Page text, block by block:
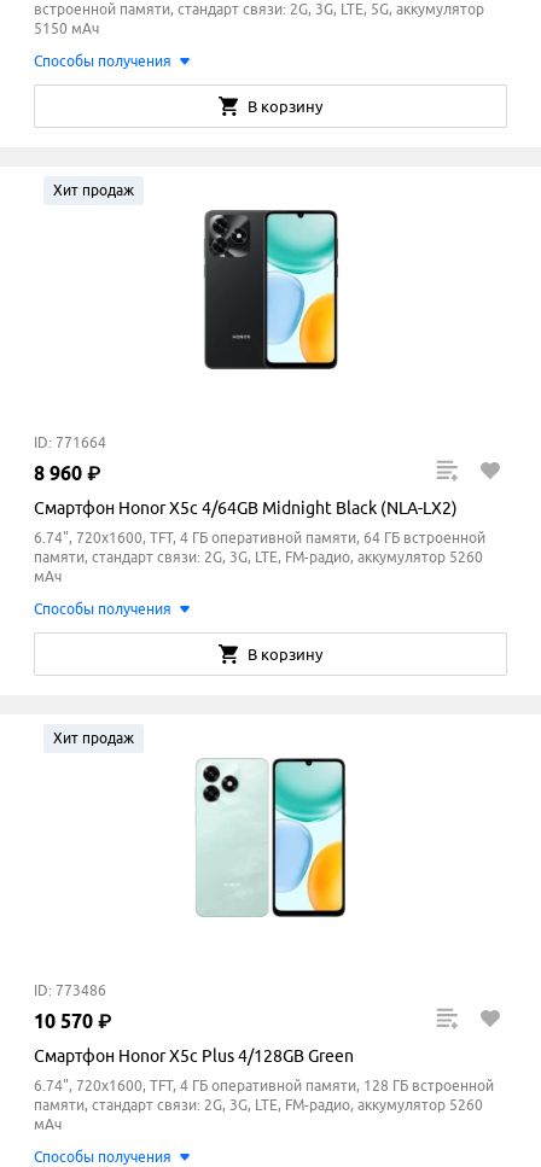
встроенной памяти, стандарт связи: 2G, 3G, LTE, 5G, аккумулятор
5150 мАч
Способы получения
В корзину
Хит продаж
ID: 771664
8 960 ₽
Смартфон Honor X5c 4/64GB Midnight Black (NLA-LX2)
6.74", 720x1600, TFT, 4 ГБ оперативной памяти, 64 ГБ встроенной
памяти, стандарт связи: 2G, 3G, LTE, FM-радио, аккумулятор 5260
мАч
Способы получения
В корзину
Хит продаж
ID: 773486
10 570 ₽
Смартфон Honor X5c Plus 4/128GB Green
6.74", 720x1600, TFT, 4 ГБ оперативной памяти, 128 ГБ встроенной
памяти, стандарт связи: 2G, 3G, LTE, FM-радио, аккумулятор 5260
мАч
Способы получения